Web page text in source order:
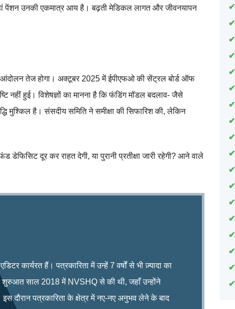
पेंशन उनकी एकमात्र आय है। बढ़ती मेडिकल लागत और जीवनयापन
आंदोलन तेज होगा। अक्टूबर 2025 में ईपीएफओ की सेंट्रल बोर्ड ऑफ
नहीं हुई। विशेषज्ञों का मानना है कि फंडिंग मॉडल बदलाव- जैसे
मुश्किल है। संसदीय समिति ने समीक्षा की सिफारिश की, लेकिन
दूर कर राहत देगी, या पुरानी प्रतीक्षा जारी रहेगी? आने वाले
कार्यरत हैं। पत्रकारिता में उन्हें 7 वर्षों से भी ज़्यादा का
शुरुआत साल 2018 में NVSHQ से की थी, जहाँ उन्होंने
पत्रकारिता के क्षेत्र में नए-नए अनुभव लेने के बाद